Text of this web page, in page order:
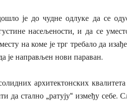
је до чудне одлуке да се
насељености, и да се
на коме је трг требало да изађе
је направљен нови параван.
архитектонских
да стално „ратују“ између себе.